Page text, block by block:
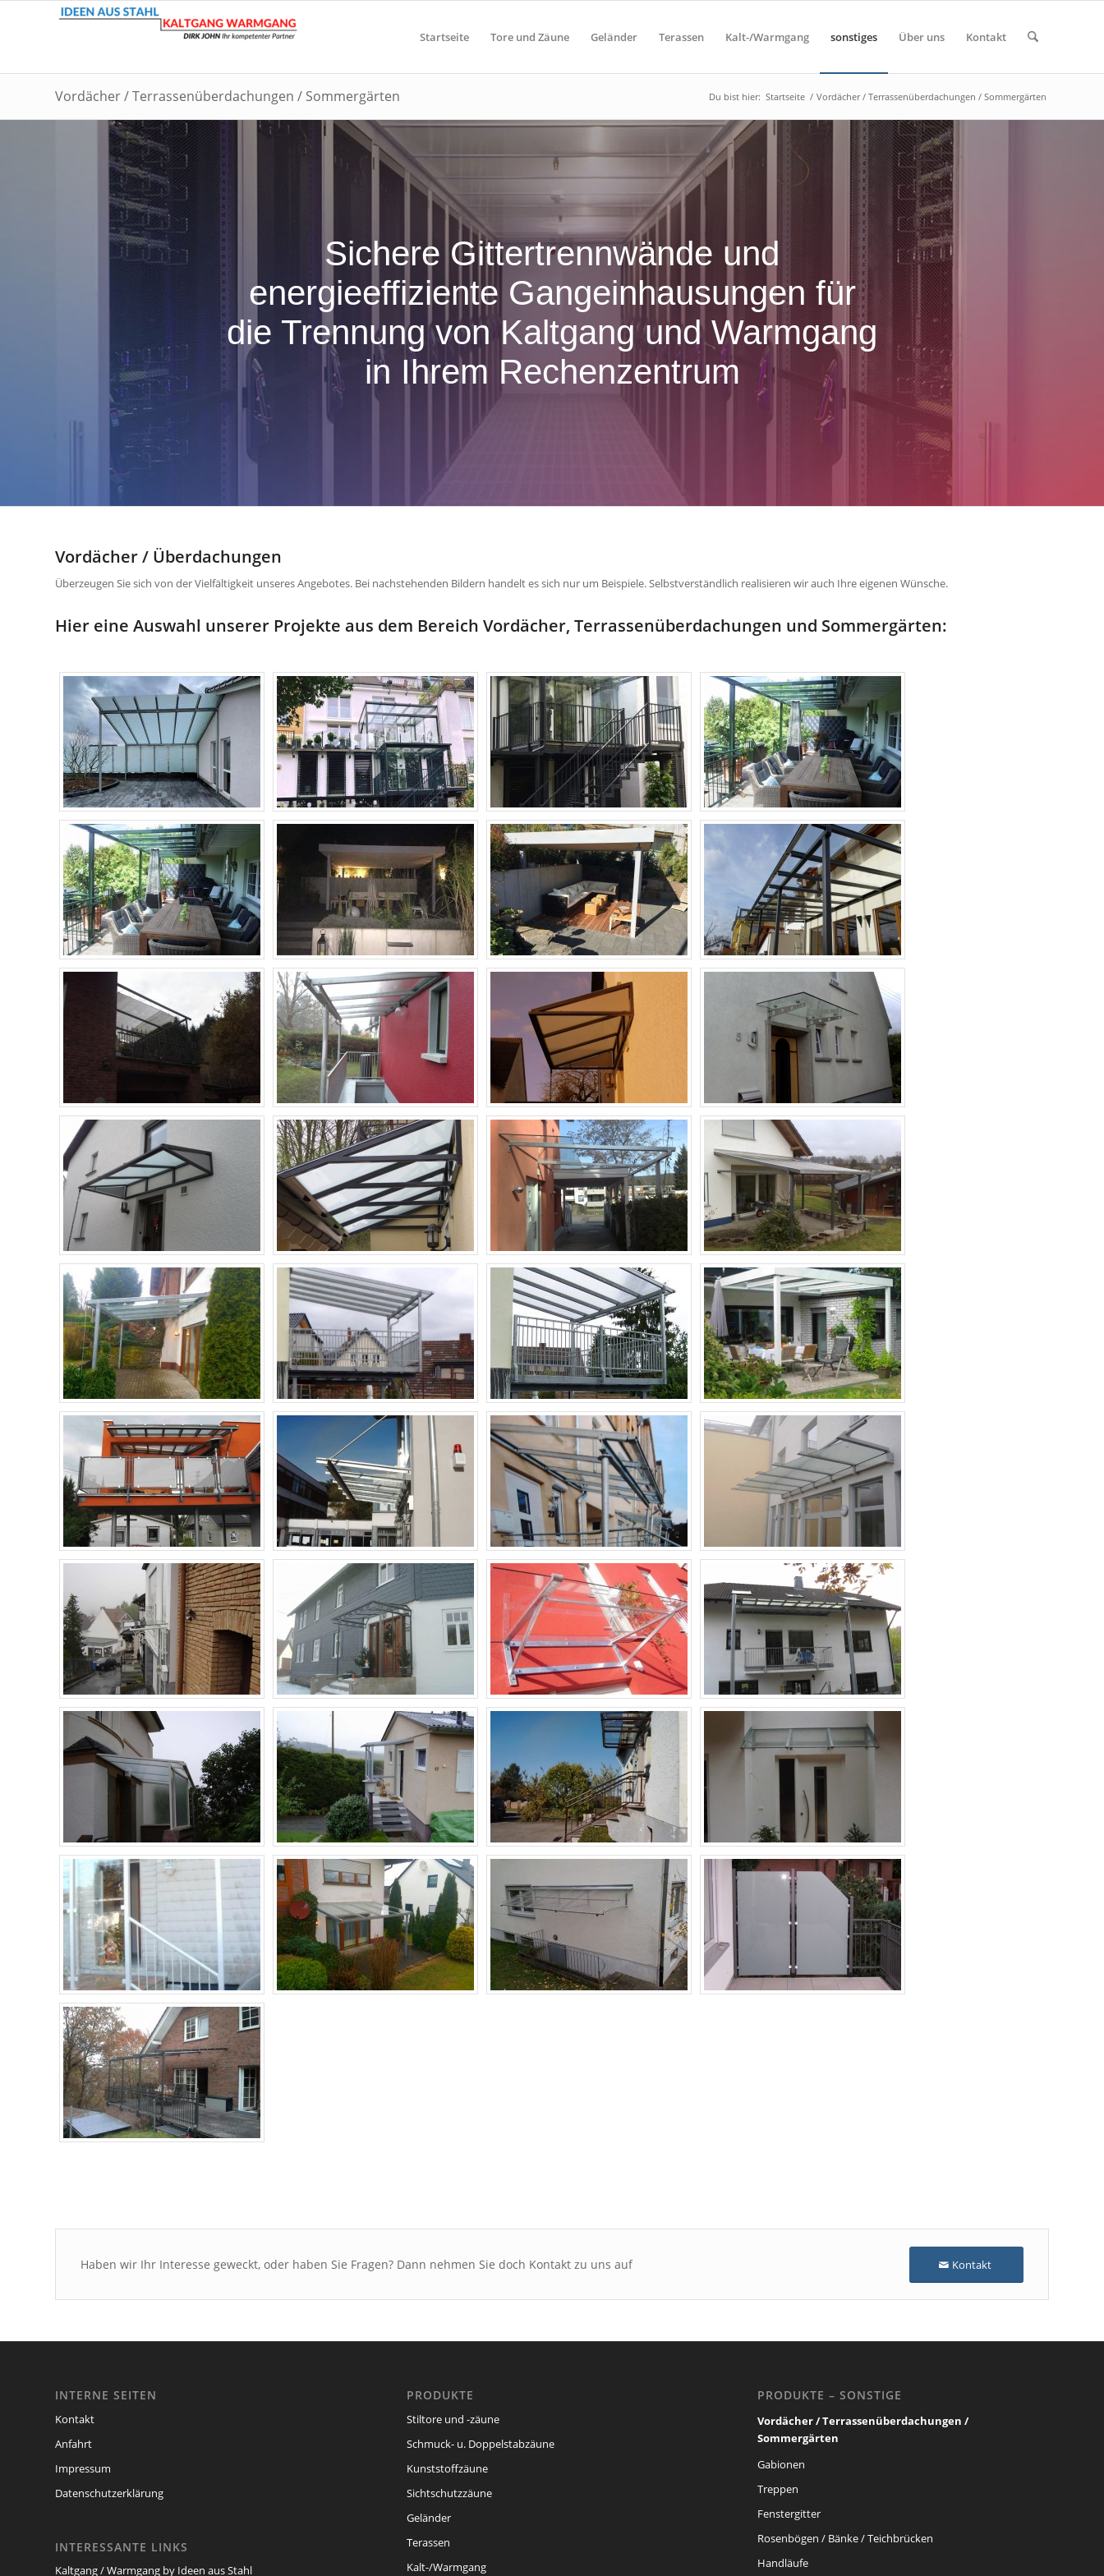
Startseite Tore und Zäune Geländer Terassen Kalt-/Warmgang sonstiges Über uns Kontakt
Vordächer / Terrassenüberdachungen / Sommergärten Du bist hier: Startseite / Vordächer / Terrassenüberdachungen / Sommergärten
Sichere Gittertrennwände und
energieeffiziente Gangeinhausungen für
die Trennung von Kaltgang und Warmgang
in Ihrem Rechenzentrum
Vordächer / Überdachungen
Überzeugen Sie sich von der Vielfältigkeit unseres Angebotes. Bei nachstehenden Bildern handelt es sich nur um Beispiele. Selbstverständlich realisieren wir auch Ihre eigenen Wünsche.
Hier eine Auswahl unserer Projekte aus dem Bereich Vordächer, Terrassenüberdachungen und Sommergärten:
Haben wir Ihr Interesse geweckt, oder haben Sie Fragen? Dann nehmen Sie doch Kontakt zu uns auf Kontakt
INTERNE SEITEN
Kontakt
Anfahrt
Impressum
Datenschutzerklärung
INTERESSANTE LINKS
Kaltgang / Warmgang by Ideen aus Stahl
PRODUKTE
Stiltore und -zäune
Schmuck- u. Doppelstabzäune
Kunststoffzäune
Sichtschutzzäune
Geländer
Terassen
Kalt-/Warmgang
PRODUKTE – SONSTIGE
Vordächer / Terrassenüberdachungen /
Sommergärten
Gabionen
Treppen
Fenstergitter
Rosenbögen / Bänke / Teichbrücken
Handläufe